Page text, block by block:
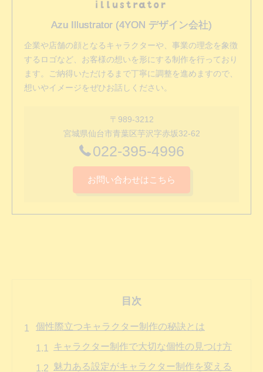
Azu Illustrator (4YON デザイン会社)
企業や店舗の顔となるキャラクターや、事業の理念を象徴
するロゴなど、お客様の想いを形にする制作を行っており
ます。ご納得いただけるまで丁寧に調整を進めますので、
想いやイメージをぜひお話しください。
〒989-3212
宮城県仙台市青葉区芋沢字赤坂32-62
022-395-4996
お問い合わせはこちら
目次
個性際立つキャラクター制作の秘訣とは
キャラクター制作で大切な個性の見つけ方
魅力ある設定がキャラクター制作を変える